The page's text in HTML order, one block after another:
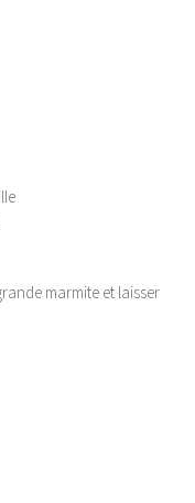
marmite et laisser